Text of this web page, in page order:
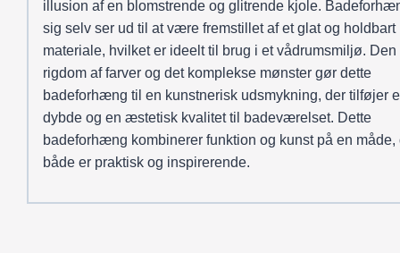
illusion af en blomstrende og glitrende kjole.
sig selv ser ud til at være fremstillet af et glat og holdbart
materiale, hvilket er ideelt til brug i et vådrumsmiljø. Den
rigdom af farver og det komplekse mønster gør dette
badeforhæng til en kunstnerisk udsmykning, der tilføjer
dybde og en æstetisk kvalitet til badeværelset. Dette
badeforhæng kombinerer funktion og kunst på en måde,
både er praktisk og inspirerende.